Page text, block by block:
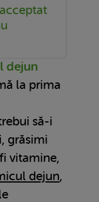
dejun
la prima
să-i
grăsimi
vitamine,
dejun,